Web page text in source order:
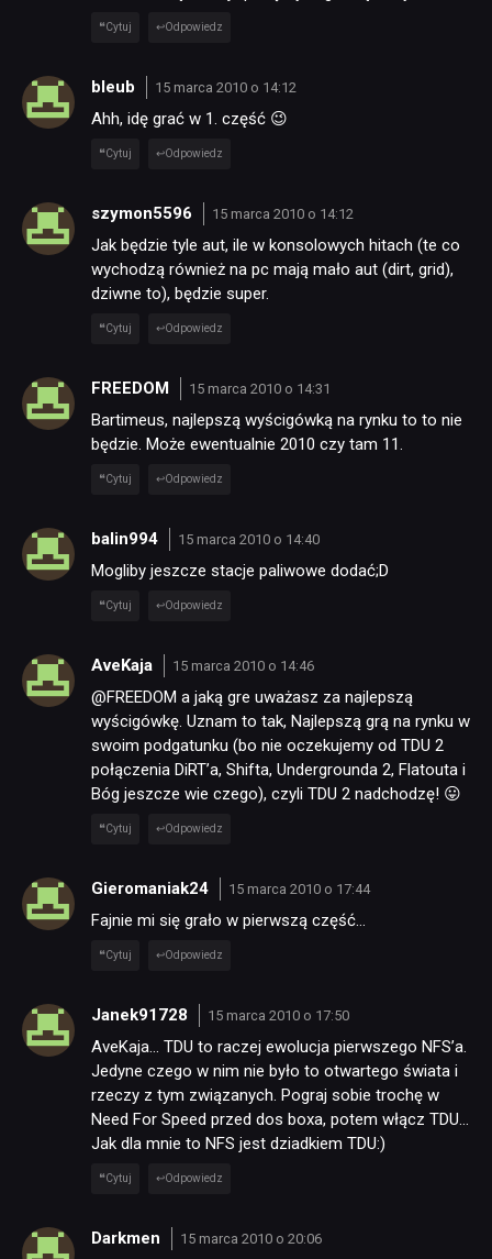
Cytuj Odpowiedz
bleub 15 marca 2010 o 14:12
Ahh, idę grać w 1. część 😉
Cytuj Odpowiedz
szymon5596 15 marca 2010 o 14:12
Jak będzie tyle aut, ile w konsolowych hitach (te co
wychodzą również na pc mają mało aut (dirt, grid),
dziwne to), będzie super.
Cytuj Odpowiedz
FREEDOM 15 marca 2010 o 14:31
Bartimeus, najlepszą wyścigówką na rynku to to nie
będzie. Może ewentualnie 2010 czy tam 11.
Cytuj Odpowiedz
balin994 15 marca 2010 o 14:40
Mogliby jeszcze stacje paliwowe dodać;D
Cytuj Odpowiedz
AveKaja 15 marca 2010 o 14:46
@FREEDOM a jaką gre uważasz za najlepszą
wyścigówkę. Uznam to tak, Najlepszą grą na rynku w
swoim podgatunku (bo nie oczekujemy od TDU 2
połączenia DiRT’a, Shifta, Undergrounda 2, Flatouta i
Bóg jeszcze wie czego), czyli TDU 2 nadchodzę! 😛
Cytuj Odpowiedz
Gieromaniak24 15 marca 2010 o 17:44
Fajnie mi się grało w pierwszą część…
Cytuj Odpowiedz
Janek91728 15 marca 2010 o 17:50
AveKaja… TDU to raczej ewolucja pierwszego NFS’a.
Jedyne czego w nim nie było to otwartego świata i
rzeczy z tym związanych. Pograj sobie trochę w
Need For Speed przed dos boxa, potem włącz TDU…
Jak dla mnie to NFS jest dziadkiem TDU:)
Cytuj Odpowiedz
Darkmen 15 marca 2010 o 20:06